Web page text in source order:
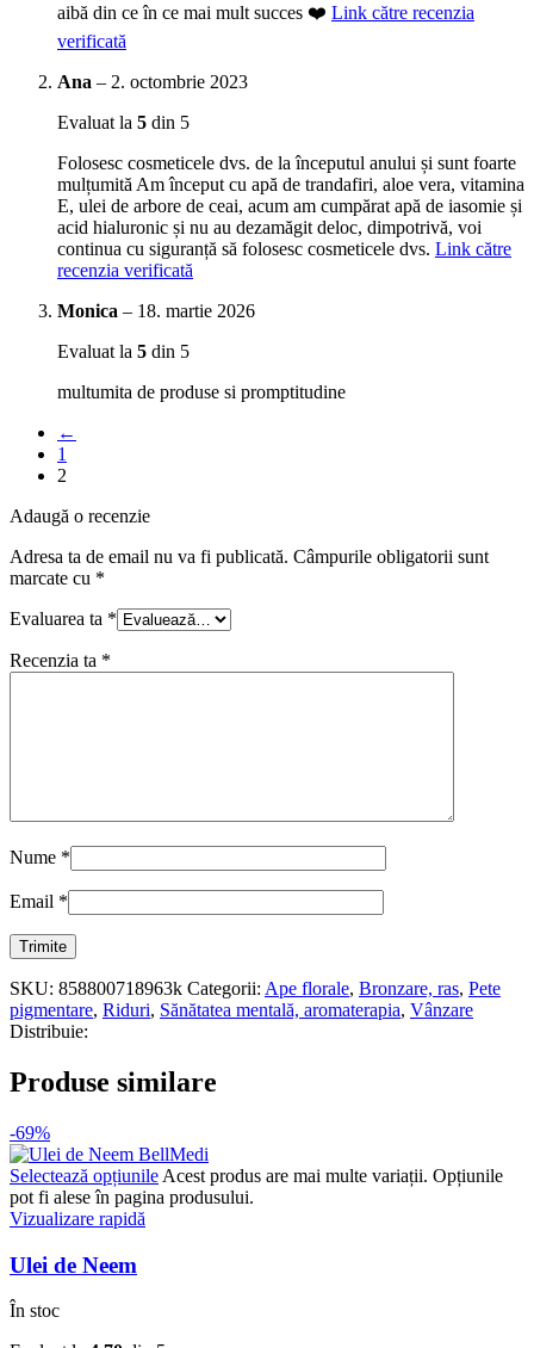
aibă din ce în ce mai mult succes ❤️ Link către recenzia
verificată
Ana – 2. octombrie 2023
Evaluat la 5 din 5
Folosesc cosmeticele dvs. de la începutul anului și sunt foarte
mulțumită Am început cu apă de trandafiri, aloe vera, vitamina
E, ulei de arbore de ceai, acum am cumpărat apă de iasomie și
acid hialuronic și nu au dezamăgit deloc, dimpotrivă, voi
continua cu siguranță să folosesc cosmeticele dvs. Link către
recenzia verificată
Monica – 18. martie 2026
Evaluat la 5 din 5
multumita de produse si promptitudine
←
1
2
Adaugă o recenzie
Adresa ta de email nu va fi publicată. Câmpurile obligatorii sunt
marcate cu *
Evaluarea ta *
Recenzia ta *
Nume *
Email *
SKU: 858800718963k Categorii: Ape florale, Bronzare, ras, Pete
pigmentare, Riduri, Sănătatea mentală, aromaterapia, Vânzare
Distribuie:
Produse similare
-69%
Selectează opțiunile Acest produs are mai multe variații. Opțiunile
pot fi alese în pagina produsului.
Vizualizare rapidă
Ulei de Neem
În stoc